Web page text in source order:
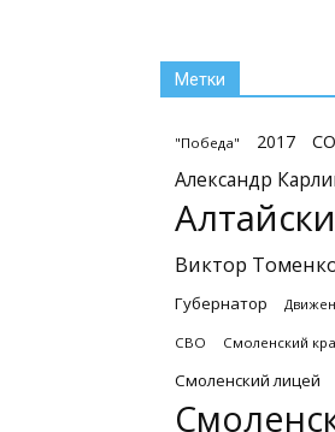
Метки
"Победа" 2017
Александр
Виктор
Губернатор
СВО Смоленский
Смоленский лицей